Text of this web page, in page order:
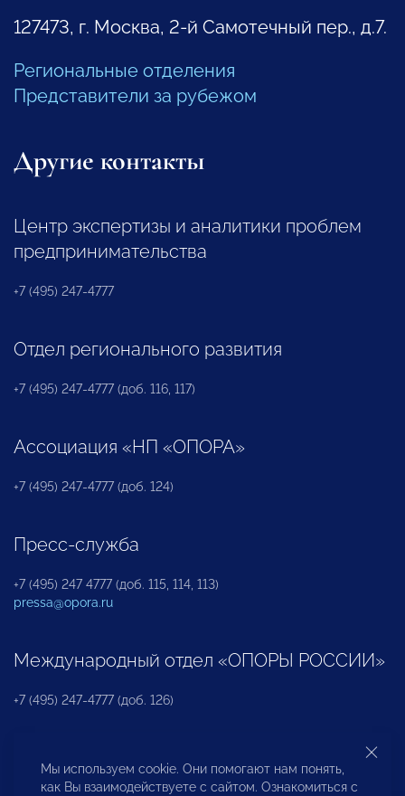
127473, г. Москва, 2-й Самотечный пер., д.7.
Региональные отделения
Представители за рубежом
Другие контакты
Центр экспертизы и аналитики проблем
предпринимательства
+7 (495) 247-4777
Отдел регионального развития
+7 (495) 247-4777 (доб. 116, 117)
Ассоциация «НП «ОПОРА»
+7 (495) 247-4777 (доб. 124)
Пресс-служба
+7 (495) 247 4777 (доб. 115, 114, 113)
pressa@opora.ru
Международный отдел «ОПОРЫ РОССИИ»
+7 (495) 247-4777 (доб. 126)
Бюро по защите прав предпринимателей и
инвесторов
Мы используем cookie. Они помогают нам понять,
как Вы взаимодействуете с сайтом. Ознакомиться с